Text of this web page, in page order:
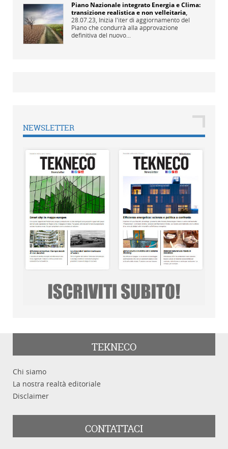
Piano Nazionale integrato Energia e Clima:
transizione realistica e non velleitaria,
28.07.23, Inizia l'iter di aggiornamento del
Piano che condurrà alla approvazione
definitiva del nuovo...
NEWSLETTER
TEKNECO
Chi siamo
La nostra realtà editoriale
Disclaimer
CONTATTACI